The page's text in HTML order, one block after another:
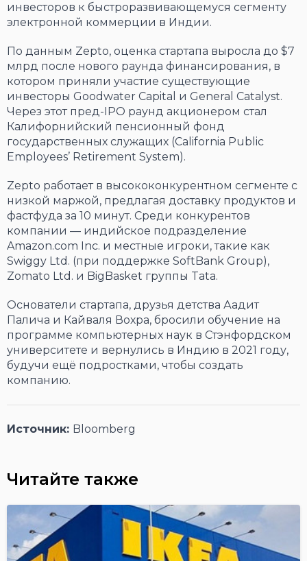
инвесторов к быстроразвивающемуся сегменту
электронной коммерции в Индии.
По данным Zepto, оценка стартапа выросла до $7
млрд после нового раунда финансирования, в
котором приняли участие существующие
инвесторы Goodwater Capital и General Catalyst.
Через этот пред-IPO раунд акционером стал
Калифорнийский пенсионный фонд
государственных служащих (California Public
Employees’ Retirement System).
Zepto работает в высококонкурентном сегменте с
низкой маржой, предлагая доставку продуктов и
фастфуда за 10 минут. Среди конкурентов
компании — индийское подразделение
Amazon.com Inc. и местные игроки, такие как
Swiggy Ltd. (при поддержке SoftBank Group),
Zomato Ltd. и BigBasket группы Tata.
Основатели стартапа, друзья детства Аадит
Паличa и Кайваля Вохра, бросили обучение на
программе компьютерных наук в Стэнфордском
университете и вернулись в Индию в 2021 году,
будучи ещё подростками, чтобы создать
компанию.
Источник: Bloomberg
Читайте также